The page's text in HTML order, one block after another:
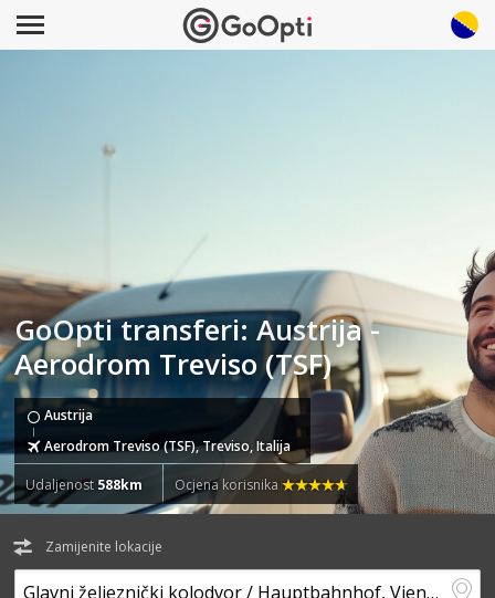
GoOpti transferi: Austrija -
Aerodrom Treviso (TSF)
Austrija
Aerodrom Treviso (TSF), Treviso, Italija
Udaljenost 588km Ocjena korisnika
Zamijenite lokacije